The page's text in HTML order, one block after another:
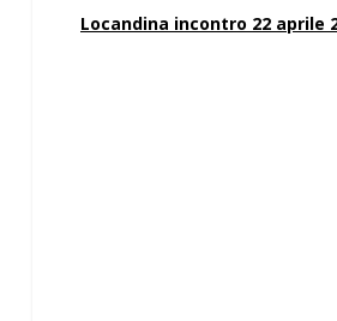
Locandina incontro 22 aprile